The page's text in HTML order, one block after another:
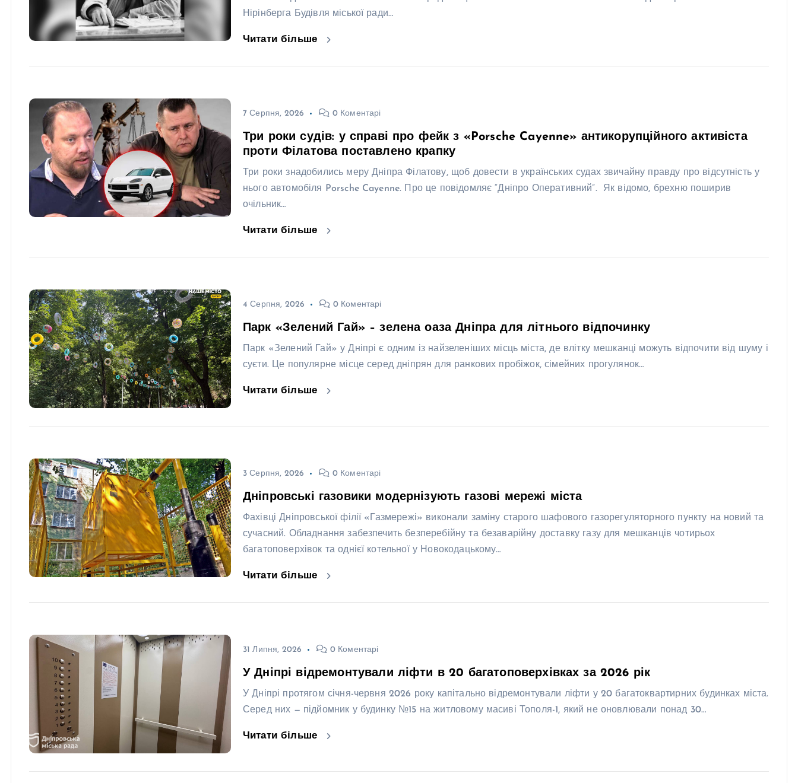
Нірінберга Будівля міської ради…
Читати більше
7 Серпня, 2026 0 Коментарі
Три роки судів: у справі про фейк з «Porsche Cayenne» антикорупційного активіста
проти Філатова поставлено крапку
Три роки знадобились меру Дніпра Філатову, щоб довести в українських судах звичайну правду про відсутність у
нього автомобіля Porsche Cayenne. Про це повідомляє “Дніпро Оперативний”. Як відомо, брехню поширив
очільник…
Читати більше
4 Серпня, 2026 0 Коментарі
Парк «Зелений Гай» – зелена оаза Дніпра для літнього відпочинку
Парк «Зелений Гай» у Дніпрі є одним із найзеленіших місць міста, де влітку мешканці можуть відпочити від шуму і
суєти. Це популярне місце серед дніпрян для ранкових пробіжок, сімейних прогулянок…
Читати більше
3 Серпня, 2026 0 Коментарі
Дніпровські газовики модернізують газові мережі міста
Фахівці Дніпровської філії «Газмережі» виконали заміну старого шафового газорегуляторного пункту на новий та
сучасний. Обладнання забезпечить безперебійну та безаварійну доставку газу для мешканців чотирьох
багатоповерхівок та однієї котельної у Новокодацькому…
Читати більше
31 Липня, 2026 0 Коментарі
У Дніпрі відремонтували ліфти в 20 багатоповерхівках за 2026 рік
У Дніпрі протягом січня-червня 2026 року капітально відремонтували ліфти у 20 багатоквартирних будинках міста.
Серед них — підйомник у будинку №15 на житловому масиві Тополя-1, який не оновлювали понад 30…
Читати більше